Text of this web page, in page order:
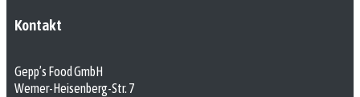
Kontakt
Gepp’s Food GmbH
Werner-Heisenberg-Str. 7